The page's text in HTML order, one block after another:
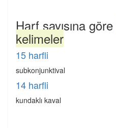
Harf sayısına göre
kelimeler
15 harfli
subkonjunktival
14 harfli
kundaklı kaval